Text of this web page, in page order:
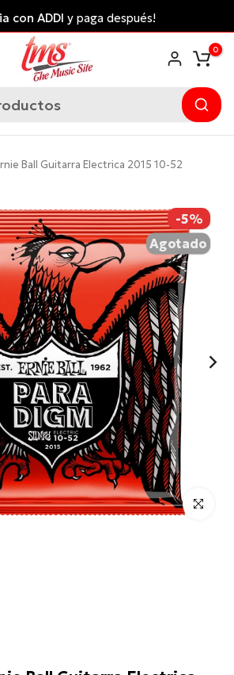
con ADDI y paga después!
0
Ball Guitarra Electrica 2015 10-52
-5%
Agotado
Click para